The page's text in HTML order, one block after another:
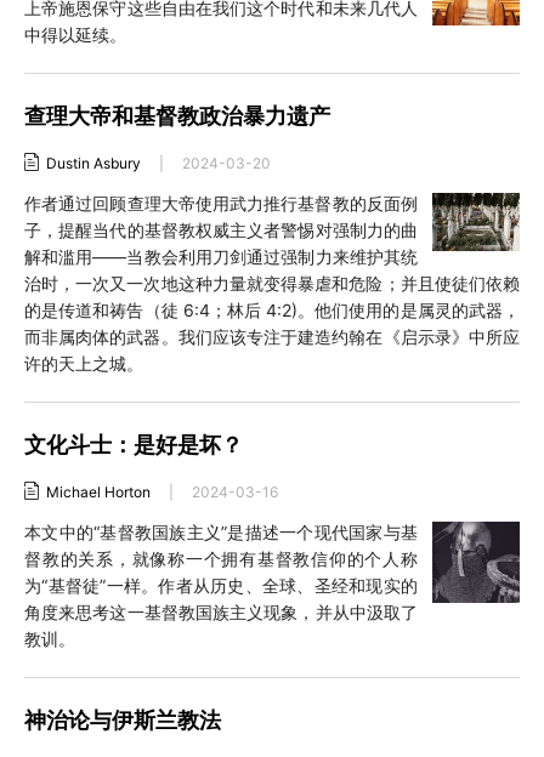
上帝施恩保守这些自由在我们这个时代和未来几代人
中得以延续。
查理大帝和基督教政治暴力遗产
Dustin Asbury 2024-03-20
作者通过回顾查理大帝使用武力推行基督教的反面例
子，提醒当代的基督教权威主义者警惕对强制力的曲
解和滥用——当教会利用刀剑通过强制力来维护其统
治时，一次又一次地这种力量就变得暴虐和危险；并且使徒们依赖
的是传道和祷告（徒 6:4；林后 4:2)。他们使用的是属灵的武器，
而非属肉体的武器。我们应该专注于建造约翰在《启示录》中所应
许的天上之城。
文化斗士：是好是坏？
Michael Horton 2024-03-16
本文中的“基督教国族主义”是描述一个现代国家与基
督教的关系，就像称一个拥有基督教信仰的个人称
为“基督徒”一样。作者从历史、全球、圣经和现实的
角度来思考这一基督教国族主义现象，并从中汲取了
教训。
神治论与伊斯兰教法